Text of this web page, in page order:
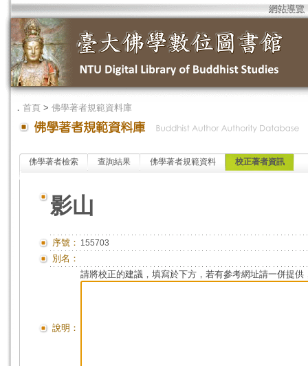
網站導覽
． 首頁 > 佛學著者規範資料庫
佛學著者檢索 查詢結果 佛學著者規範資料 校正著者資訊
影山
序號： 155703
別名：
說明：
請將校正的建議，填寫於下方，若有參考網址請一併提供